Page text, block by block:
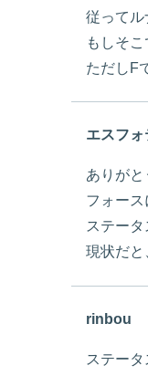
従ってル
もしそ
ただしF
エスフ
ありがと
フォー
ステー
現状だと
rinbou
ステー